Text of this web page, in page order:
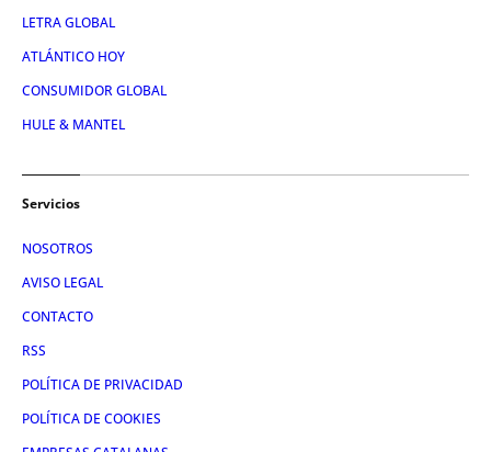
LETRA GLOBAL
ATLÁNTICO HOY
CONSUMIDOR GLOBAL
HULE & MANTEL
Servicios
NOSOTROS
AVISO LEGAL
CONTACTO
RSS
POLÍTICA DE PRIVACIDAD
POLÍTICA DE COOKIES